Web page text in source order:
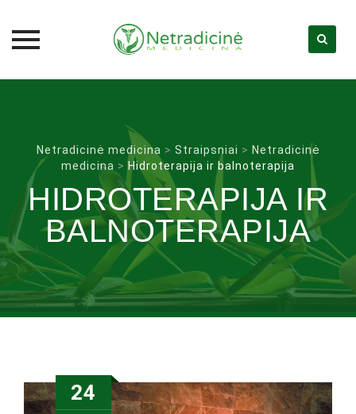
Netradicinė medicina > Straipsniai > Netradicinė
medicina > Hidroterapija ir balnoterapija
HIDROTERAPIJA IR
BALNOTERAPIJA
24